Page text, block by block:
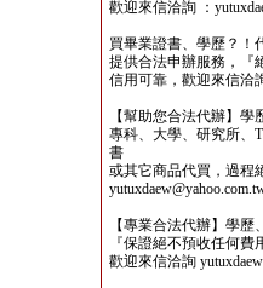
歡迎來信洽詢 ：
買畢業證書、學歷？！
提供合法申辦服務，『
信用可靠，歡迎來信洽
【幫助您合法代辦】
專科、大學、研究所、
書
或其它商品代買，過程
【專業合法代辦】學
『保證絕不預收任何
歡迎來信洽詢